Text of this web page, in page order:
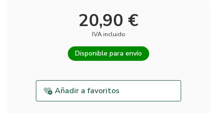
20,90 €
IVA incluido
Disponible para envío
Añadir a favoritos